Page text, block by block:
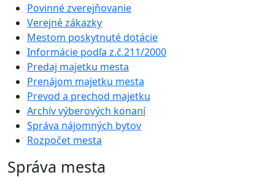
Povinné zverejňovanie
Verejné zákazky
Mestom poskytnuté dotácie
Informácie podľa z.č.211/2000
Predaj majetku mesta
Prenájom majetku mesta
Prevod a prechod majetku
Archív výberových konaní
Správa nájomných bytov
Rozpočet mesta
Správa mesta